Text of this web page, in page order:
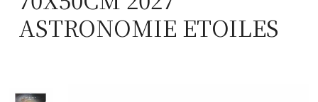
ASTRONOMIE ETOILES